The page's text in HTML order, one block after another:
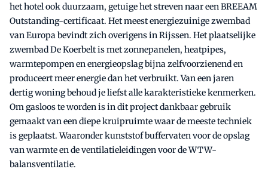
het hotel ook duurzaam, getuige het streven naar een BREEAM
Outstanding-certificaat. Het meest energiezuinige zwembad
van Europa bevindt zich overigens in Rijssen. Het plaatselijke
zwembad De Koerbelt is met zonnepanelen, heatpipes,
warmtepompen en energieopslag bijna zelfvoorzienend en
produceert meer energie dan het verbruikt. Van een jaren
dertig woning behoud je liefst alle karakteristieke kenmerken.
Om gasloos te worden is in dit project dankbaar gebruik
gemaakt van een diepe kruipruimte waar de meeste techniek
is geplaatst. Waaronder kunststof buffervaten voor de opslag
van warmte en de ventilatieleidingen voor de WTW-
balansventilatie.